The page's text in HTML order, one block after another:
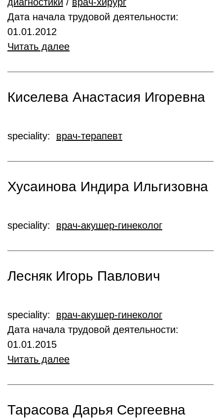
Дата начала трудовой деятельности:
01.01.2012
Читать далее
Киселева Анастасия Игоревна
speciality: врач-терапевт
Хусаинова Индира Ильгизовна
speciality: врач-акушер-гинеколог
Лесняк Игорь Павлович
speciality: врач-акушер-гинеколог
Дата начала трудовой деятельности:
01.01.2015
Читать далее
Тарасова Дарья Сергеевна